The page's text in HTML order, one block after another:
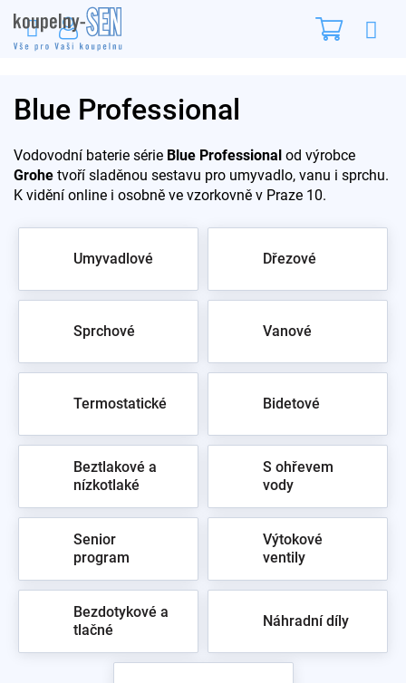
na
obsah
Blue Professional
Vodovodní baterie série Blue Professional od výrobce
Grohe tvoří sladěnou sestavu pro umyvadlo, vanu i sprchu.
K vidění online i osobně ve vzorkovně v Praze 10.
Umyvadlové Dřezové
Sprchové Vanové
Termostatické Bidetové
Beztlakové a
nízkotlaké
S ohřevem
vody
Senior
program
Výtokové
ventily
Bezdotykové a
tlačné
Náhradní díly